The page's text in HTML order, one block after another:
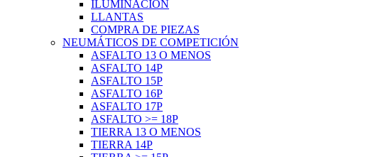
ILUMINACIÓN
LLANTAS
COMPRA DE PIEZAS
NEUMÁTICOS DE COMPETICIÓN
ASFALTO 13 O MENOS
ASFALTO 14P
ASFALTO 15P
ASFALTO 16P
ASFALTO 17P
ASFALTO >= 18P
TIERRA 13 O MENOS
TIERRA 14P